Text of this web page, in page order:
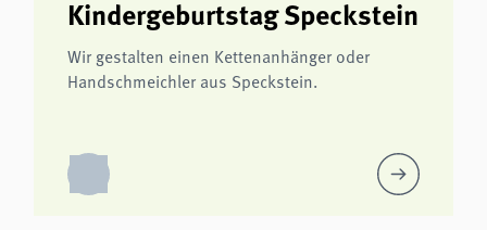
Kindergeburtstag Speckstein
Wir gestalten einen Kettenanhänger oder
Handschmeichler aus Speckstein.